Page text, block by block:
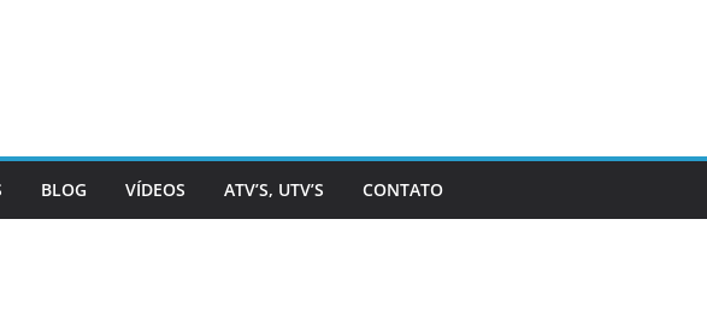
BLOG VÍDEOS ATV’S, UTV’S CONTATO